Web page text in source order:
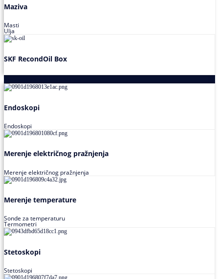
Maziva
Masti
Ulja
SKF RecondOil Box
Endoskopi
Endoskopi
Merenje električnog pražnjenja
Merenje električnog pražnjenja
Merenje temperature
Sonde za temperaturu
Termometri
Stetoskopi
Stetoskopi